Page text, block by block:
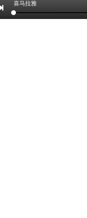
喜马拉雅